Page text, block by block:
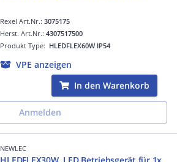
Rexel Art.Nr.:3075175
Produkt Type: HLEDFLEX60W IP54
Herst. Art.Nr.:4307517500
VPE anzeigen
In den Warenkorb
Anmelden
NEWLEC